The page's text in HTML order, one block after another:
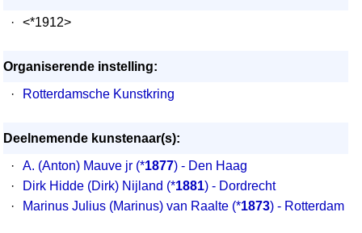
·
<*1912>
Organiserende instelling:
·
Rotterdamsche Kunstkring
Deelnemende kunstenaar(s):
·
A. (Anton) Mauve jr (*1877) - Den Haag
·
Dirk Hidde (Dirk) Nijland (*1881) - Dordrecht
·
Marinus Julius (Marinus) van Raalte (*1873) - Rotterdam